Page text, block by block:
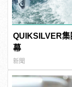
QUIKSILVER集
幕
新聞